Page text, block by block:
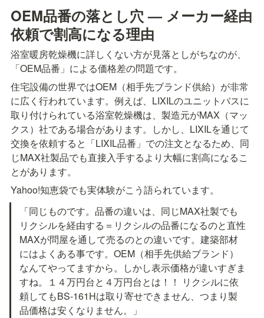
OEM品番の落とし穴 — メーカー経由
依頼で割高になる理由
浴室暖房乾燥機に詳しくない方が見落としがちなのが、
「OEM品番」による価格差の問題です。
住宅設備の世界ではOEM（相手先ブランド供給）が非常
に広く行われています。例えば、LIXILのユニットバスに
取り付けられている浴室乾燥機は、製造元がMAX（マッ
クス）社である場合があります。しかし、LIXILを通じて
交換を依頼すると「LIXIL品番」での注文となるため、同
じMAX社製品でも直接入手するより大幅に割高になるこ
とがあります。
Yahoo!知恵袋でも実体験がこう語られています。
「同じものです。品番の違いは、同じMAX社製でも
リクシルを経由する＝リクシルの品番になるのと直性
MAXが問屋を通して売るのとの違いです。建築部材
にはよくある事です。OEM（相手先供給ブランド）
なんてやってますから。しかし表示価格が違いすぎま
すね。１４万円台と４万円台とは！！ リクシルに依
頼してもBS-161Hは取り寄せできません、つまり製
品価格は安くなりません。」